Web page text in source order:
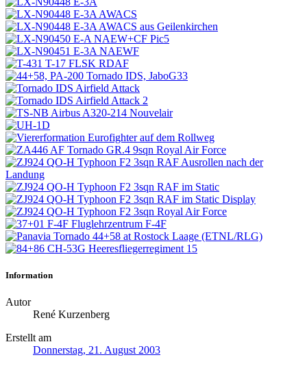
Information
Autor
René Kurzenberg
Erstellt am
Donnerstag, 21. August 2003